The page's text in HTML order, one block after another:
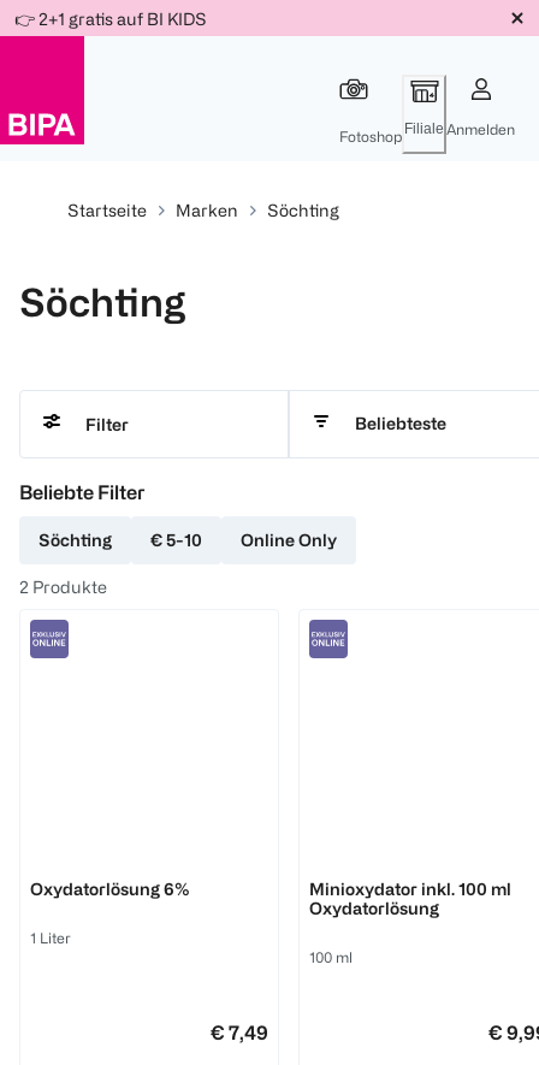
Für
Für
Für
Weiter
zum
👉 2+1 gratis auf BI KIDS
Fotoshop Filiale Anmelden
Startseite Marken Söchting
Söchting
Filter Beliebteste
Beliebte Filter
Söchting € 5-10 Online Only
2 Produkte
Oxydatorlösung 6%
1 Liter
€ 7,49
Minioxydator inkl. 100 ml
Oxydatorlösung
100 ml
€